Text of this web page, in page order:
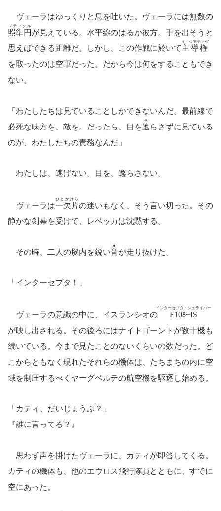
ヴェーラはゆっくりと息を吐いた。ヴェーラには無数の
照準円
レティクル
が見えている。水平線のはるか彼方。手を出そうと
思えばできる距離だ。しかし、この作戦に於いて主導権
イニシアティヴ
を取ったのは空軍だった。だから今は何をすることもでき
ない。
「わたしたちは見ていることしかできないんだ。最前線で
必死な味方を、敵を。だったら、目を逸
そ
らさずに見ている
のが、わたしたちの責務なんだ」
わたしは、逃げない。目を、逸らさない。
ヴェーラは一欠片
ひとかけら
の迷いもなく、そう言い切った。その
静かな剣幕を受けて、レベッカは沈黙する。
その時、二人の脳内を鋭い音が走り抜けた。
「インターセプタ！」
ヴェーラの意識の中に、イスランシオの F108+IS
インターセプタ・シュライバー
が映し出される。その後ろにはナイトゴーントが数十機も
続いている。今まで見たことのないくらいの数だった。ど
こからともなく現れたそれらの機体は、たちまちの内に空
域を制圧するべくヤーグベルテの航空機を駆逐し始める。
「カティ、だいじょうぶ？」
『誰に言ってる？』
思わず声を掛けたヴェーラに、カティが即答してくる。
カティの機体も、他のエウロス飛行隊員とともに、すでに
空にあった。